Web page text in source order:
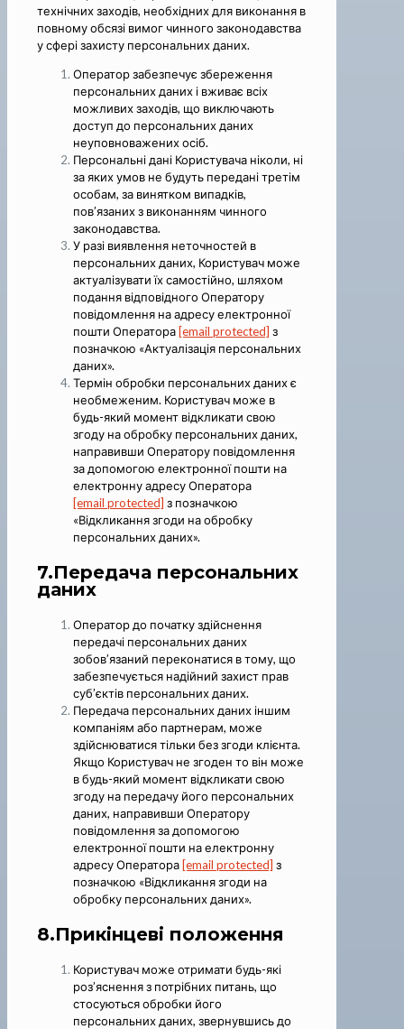
технічних заходів, необхідних для виконання в
повному обсязі вимог чинного законодавства
у сфері захисту персональних даних.
Оператор забезпечує збереження
персональних даних і вживає всіх
можливих заходів, що виключають
доступ до персональних даних
неуповноважених осіб.
Персональні дані Користувача ніколи, ні
за яких умов не будуть передані третім
особам, за винятком випадків,
пов’язаних з виконанням чинного
законодавства.
У разі виявлення неточностей в
персональних даних, Користувач може
актуалізувати їх самостійно, шляхом
подання відповідного Оператору
повідомлення на адресу електронної
пошти Оператора [email protected] з
позначкою «Актуалізація персональних
даних».
Термін обробки персональних даних є
необмеженим. Користувач може в
будь-який момент відкликати свою
згоду на обробку персональних даних,
направивши Оператору повідомлення
за допомогою електронної пошти на
електронну адресу Оператора
[email protected] з позначкою
«Відкликання згоди на обробку
персональних даних».
7.Передача персональних
даних
Оператор до початку здійснення
передачі персональних даних
зобов’язаний переконатися в тому, що
забезпечується надійний захист прав
суб’єктів персональних даних.
Передача персональних даних іншим
компаніям або партнерам, може
здійснюватися тільки без згоди клієнта.
Якщо Користувач не згоден то він може
в будь-який момент відкликати свою
згоду на передачу його персональних
даних, направивши Оператору
повідомлення за допомогою
електронної пошти на електронну
адресу Оператора [email protected] з
позначкою «Відкликання згоди на
обробку персональних даних».
8.Прикінцеві положення
Користувач може отримати будь-які
роз’яснення з потрібних питань, що
стосуються обробки його
персональних даних, звернувшись до